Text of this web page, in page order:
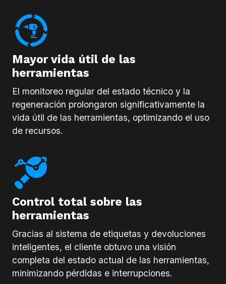
Mayor vida útil de las
herramientas
El monitoreo regular del estado técnico y la
regeneración prolongaron significativamente la
vida útil de las herramientas, optimizando el uso
de recursos.
Control total sobre las
herramientas
Gracias al sistema de etiquetas y devoluciones
inteligentes, el cliente obtuvo una visión
completa del estado actual de las herramientas,
minimizando pérdidas e interrupciones.